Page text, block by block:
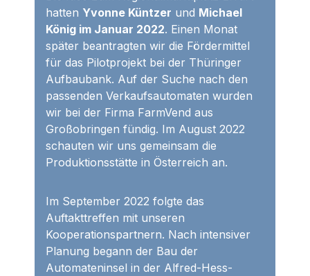
hatten Yvonne Küntzer und Michael
König im Januar 2022. Einen Monat
später beantragten wir die Fördermittel
für das Pilotprojekt bei der Thüringer
Aufbaubank. Auf der Suche nach den
passenden Verkaufsautomaten wurden
wir bei der Firma FarmVend aus
Großobringen fündig. Im August 2022
schauten wir uns gemeinsam die
Produktionsstätte in Österreich an.
Im September 2022 folgte das
Auftakttreffen mit unseren
Kooperationspartnern. Nach intensiver
Planung begann der Bau der
Automateninsel in der Alfred-Hess-